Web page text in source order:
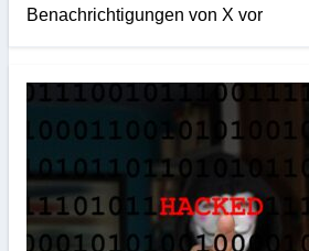
Benachrichtigungen von X vor